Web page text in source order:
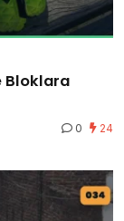
Bloklara
0 24